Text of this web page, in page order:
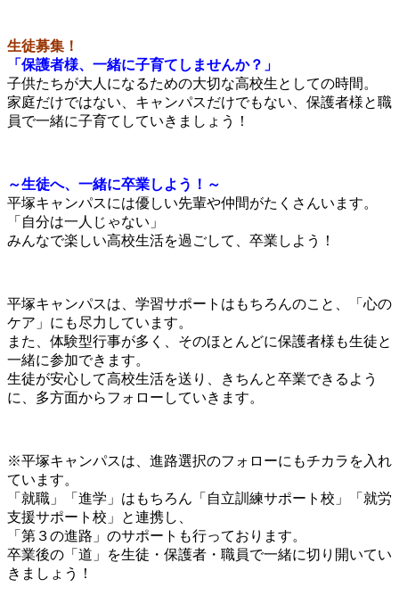
生徒募集！
「保護者様、一緒に子育てしませんか？」
子供たちが大人になるための大切な高校生としての時間。
家庭だけではない、キャンパスだけでもない、保護者様と職
員で一緒に子育てしていきましょう！
～生徒へ、一緒に卒業しよう！～
平塚キャンパスには優しい先輩や仲間がたくさんいます。
「自分は一人じゃない」
みんなで楽しい高校生活を過ごして、卒業しよう！
平塚キャンパスは、学習サポートはもちろんのこと、「心の
ケア」にも尽力しています。
また、体験型行事が多く、そのほとんどに保護者様も生徒と
一緒に参加できます。
生徒が安心して高校生活を送り、きちんと卒業できるよう
に、多方面からフォローしていきます。
※平塚キャンパスは、進路選択のフォローにもチカラを入れ
ています。
「就職」「進学」はもちろん「自立訓練サポート校」「就労
支援サポート校」と連携し、
「第３の進路」のサポートも行っております。
卒業後の「道」を生徒・保護者・職員で一緒に切り開いてい
きましょう！